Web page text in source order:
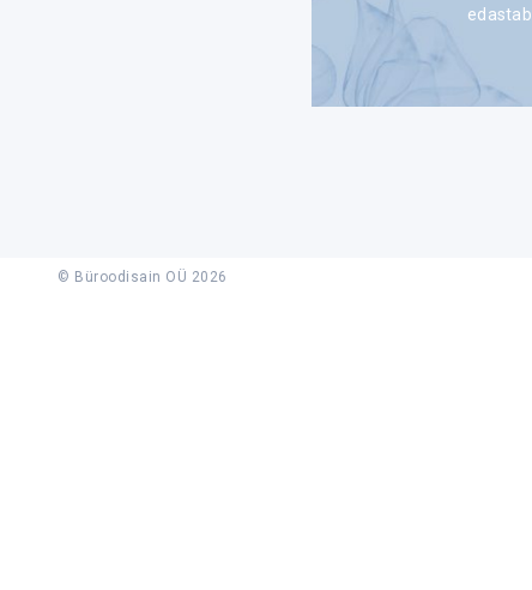
© Büroodisain OÜ 2026